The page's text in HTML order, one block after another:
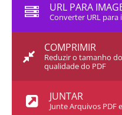
URL PARA
Converter URL para
COMPRIMIR
Reduzir o tamanho
qualidade do PDF
JUNTAR
Junte Arquivos PDF